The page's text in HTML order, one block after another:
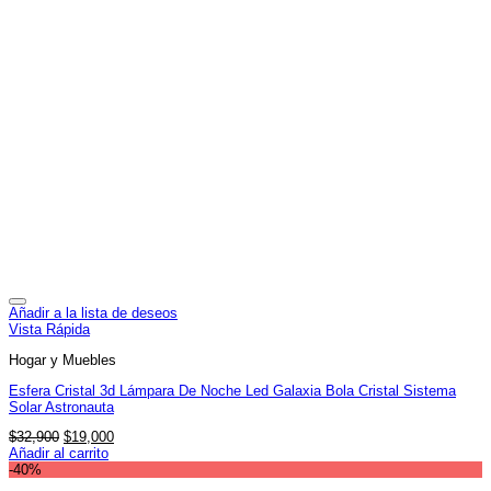
Añadir a la lista de deseos
Vista Rápida
Hogar y Muebles
Esfera Cristal 3d Lámpara De Noche Led Galaxia Bola Cristal Sistema
Solar Astronauta
$32,900 El
precio
$19,000El
Añadir al carrito
-40%